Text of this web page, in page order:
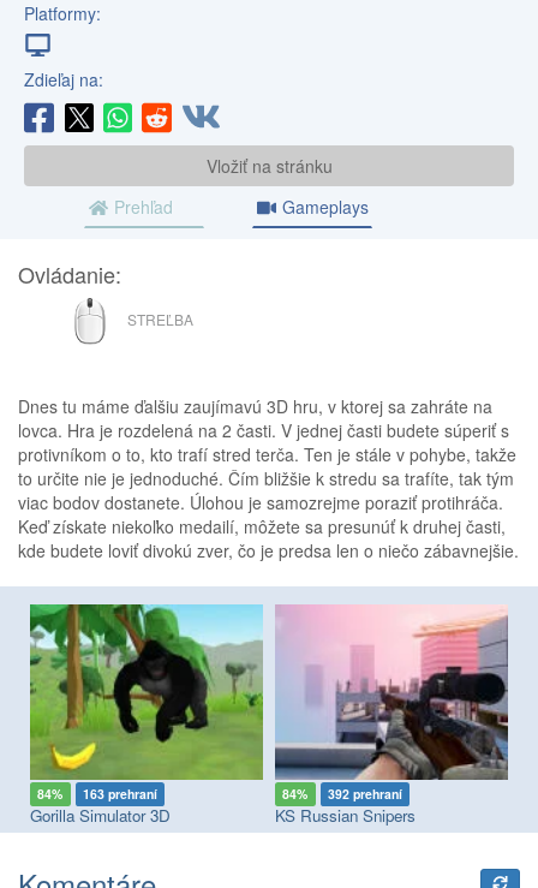
Platformy:
Zdieľaj na:
Vložiť na stránku
Prehľad
Gameplays
Ovládanie:
MYŠ
STREĽBA
Dnes tu máme ďalšiu zaujímavú 3D hru, v ktorej sa zahráte na
lovca. Hra je rozdelená na 2 časti. V jednej časti budete súperiť s
protivníkom o to, kto trafí stred terča. Ten je stále v pohybe, takže
to určite nie je jednoduché. Čím bližšie k stredu sa trafíte, tak tým
viac bodov dostanete. Úlohou je samozrejme poraziť protihráča.
Keď získate niekoľko medailí, môžete sa presunúť k druhej časti,
kde budete loviť divokú zver, čo je predsa len o niečo zábavnejšie.
84% 163 prehraní
Gorilla Simulator 3D
84% 392 prehraní
KS Russian Snipers